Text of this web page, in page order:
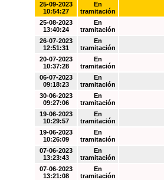
25-09-2023
10:54:27
En
tramitación
25-08-2023
13:40:24
En
tramitación
26-07-2023
12:51:31
En
tramitación
20-07-2023
10:37:28
En
tramitación
06-07-2023
09:18:23
En
tramitación
30-06-2023
09:27:06
En
tramitación
19-06-2023
10:29:57
En
tramitación
19-06-2023
10:26:09
En
tramitación
07-06-2023
13:23:43
En
tramitación
07-06-2023
13:21:08
En
tramitación